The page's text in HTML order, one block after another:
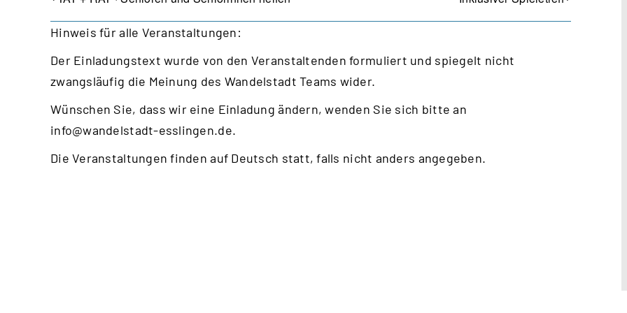
Hinweis für alle Veranstaltungen:
Der Einladungstext wurde von den Veranstaltenden formuliert und spiegelt nicht
zwangsläufig die Meinung des Wandelstadt Teams wider.
Wünschen Sie, dass wir eine Einladung ändern, wenden Sie sich bitte an
info@wandelstadt-esslingen.de.
Die Veranstaltungen finden auf Deutsch statt, falls nicht anders angegeben.